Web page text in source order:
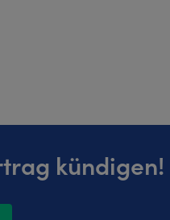
kündigen!